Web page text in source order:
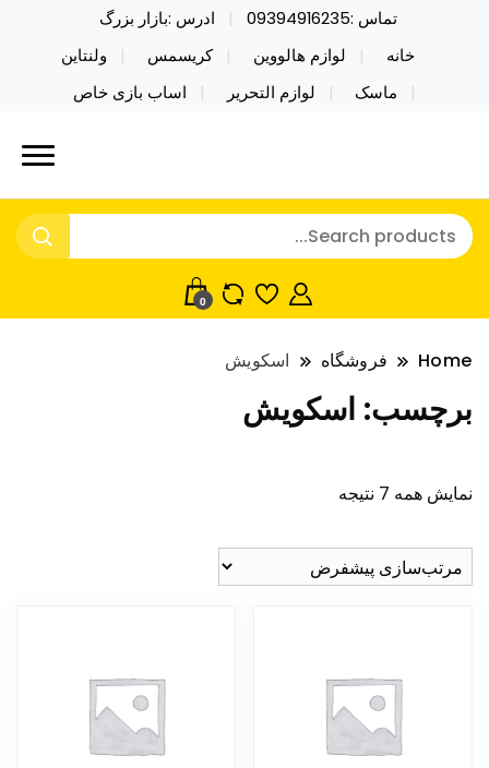
تماس :09394916235
ادرس :بازار بزرگ
خانه
لوازم هالووین کریسمس
ولنتاین
ماسک
لوازم التحریر اساب بازی خاص
نایکر توی فروش عمده لوازم هالووین
ولن تاین کادویی کریسمس اکسسوری
خرید محصولات خاص فیجت اسباب بازی تراول ماگ نایکر
توی فروش عمده لوازم هالووین ولن تاین کادویی
کریسمس اکسسوری ماسک در واردات مستقیم
0
Home فروشگاه اسکویش
برچسب: اسکویش
نمایش همه 7 نتیجه